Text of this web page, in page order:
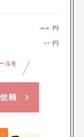
-- 円
-- 円
ルを
頼